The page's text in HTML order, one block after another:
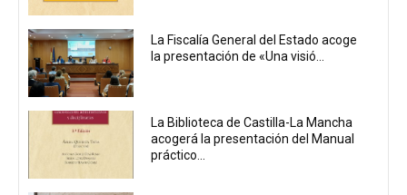
La Fiscalía General del Estado acoge
la presentación de «Una visió...
La Biblioteca de Castilla-La Mancha
acogerá la presentación del Manual
práctico...